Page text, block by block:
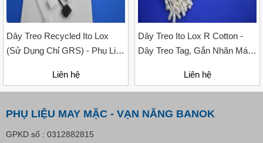
Dây Treo Recycled Ito Lox
(sử Dụng Chỉ GRS) - Phụ Liệu
2 Size 12cm & 20cm
Liên hệ
Dây Treo Ito Lox R Cotton -
Dây Treo Tag, Gắn Nhãn Mác,
Liên hệ
PHỤ LIỆU MAY MẶC - VẠN NĂNG BANOK
GPKD số : 0312882815